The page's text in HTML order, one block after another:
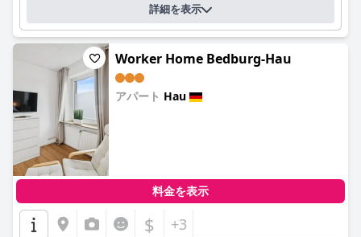
詳細を表示
Worker Home Bedburg-Hau
アパート Hau
料金を表示
$ +3